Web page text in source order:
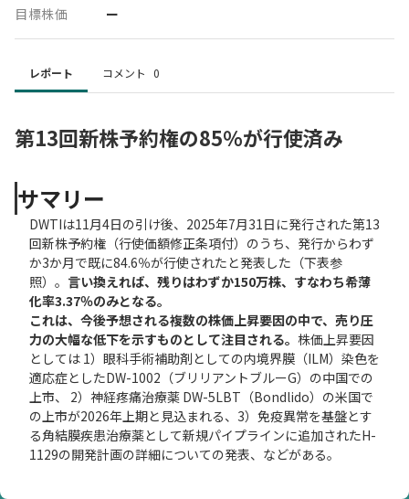
目標株価 ー
レポート コメント 0
第13回新株予約権の85％が行使済み
サマリー
DWTIは11月4日の引け後、2025年7月31日に発行された第13
回新株予約権（行使価額修正条項付）のうち、発行からわず
か3か月で既に84.6％が行使されたと発表した（下表参
照）。 言い換えれば、残りはわずか150万株、すなわち希薄
化率3.37％のみとなる。
これは、今後予想される複数の株価上昇要因の中で、売り圧
力の大幅な低下を示すものとして注目される。 株価上昇要因
としては 1）眼科手術補助剤としての内境界膜（ILM）染色を
適応症としたDW-1002（ブリリアントブルーG）の中国での
上市、 2）神経疼痛治療薬 DW-5LBT（Bondlido）の米国で
の上市が2026年上期と見込まれる、3）免疫異常を基盤とす
る角結膜疾患治療薬として新規パイプラインに追加されたH-
1129の開発計画の詳細についての発表、などがある。